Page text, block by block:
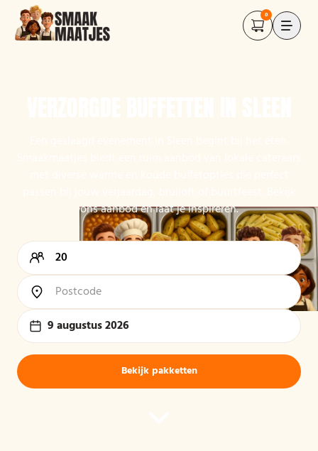
0
ons aanbod en laat je inspireren.
9 augustus 2026
Bekijk pakketten